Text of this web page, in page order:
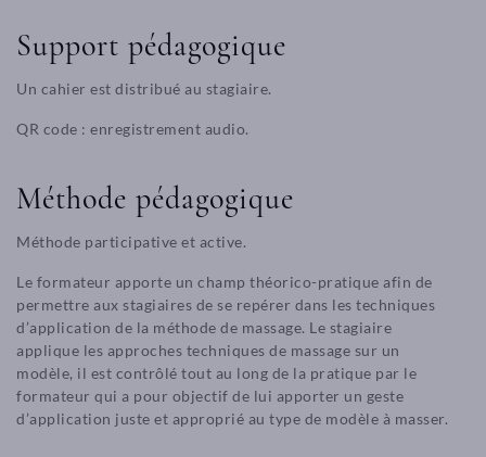
Support pédagogique
Un cahier est distribué au stagiaire.
QR code : enregistrement audio.
Méthode pédagogique
Méthode participative et active.
Le formateur apporte un champ théorico-pratique afin de
permettre aux stagiaires de se repérer dans les techniques
d’application de la méthode de massage. Le stagiaire
applique les approches techniques de massage sur un
modèle, il est contrôlé tout au long de la pratique par le
formateur qui a pour objectif de lui apporter un geste
d’application juste et approprié au type de modèle à masser.